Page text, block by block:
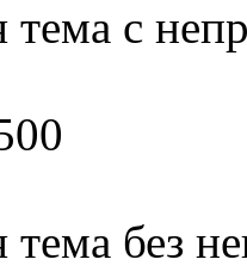
тема с
тема без